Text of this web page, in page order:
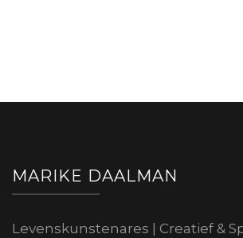
MARIKE DAALMAN
Levenskunstenares | Creatief &